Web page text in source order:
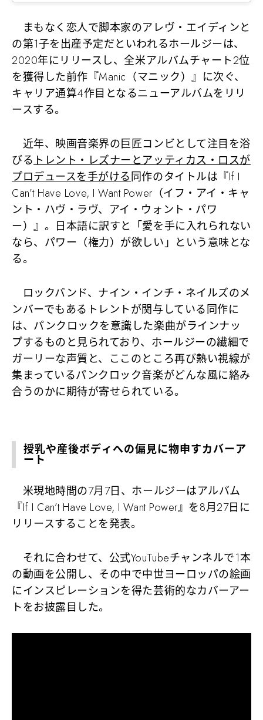
まもなく恋人で脚本家のアレヴ・エイディンと
の第1子を出産予定だといわれるホールジーは、
2020年にリリースし、全米アルバムチャート2位
を獲得した前作『Manic（マニック）』に次ぐ、
キャリア通算4作目となるニューアルバムをリリ
ースする。
近年、映画音楽界の巨匠コンビとして注目を浴
びる トレント・レズナーとアッティカス・ロスが
プロデュースを手がける同作のタイトルは 『If I
Can’t Have Love, I Want Power（イフ・アイ・キャ
ント・ハヴ・ラヴ、アイ・ウォント・パワ
ー）』 。日本語に訳すと「愛を手に入れられない
なら、パワー（権力）が欲しい」という意味とな
る。
ロックバンド、ナイン・インチ・ネイルズのメ
ンバーでもあるトレントが関与している同作に
は、パンクロックを意識した楽曲がラインナッ
プするものと見られており、ホールジーの繊細で
ガーリーな声質と、ここのところ再び熱い視線が
集まっているパンクロック音楽がどんな風に絡み
合うのかに期待が寄せられている。
授乳や産後ボディへの偏見に物申すカバーア
ート
米現地時間の7月7日、ホールジーはアルバム
『If I Can’t Have Love, I Want Power』を8月27日に
リリースすることを発表。
それに合わせて、公式YouTubeチャンネルで1本
の動画を公開し、その中で中世ヨーロッパの絵画
にインスピレーションを得た芸術的なカバーアー
トをお披露目した。